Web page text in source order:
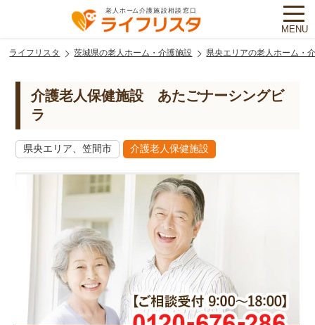
MENU
ライフリスタ 茨城県の老人ホーム・介護施設 県央エリアの老人ホーム・
介護老人保健施設 あたごナーシングビ
ラ
県央エリア、笠間市 介護老人保健施設